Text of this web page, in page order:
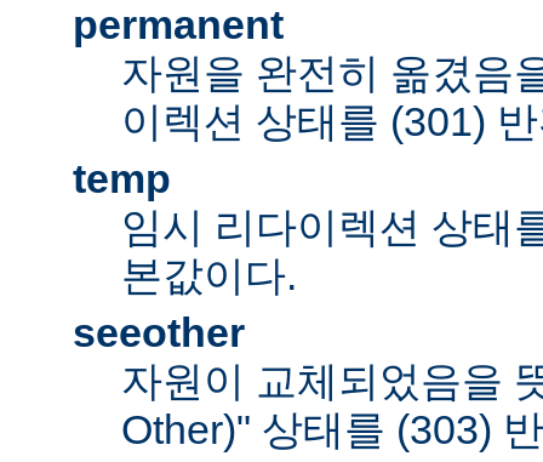
permanent
자원을 완전히 옮겼음
이렉션 상태를 (301)
temp
임시 리다이렉션 상태
본값이다.
seeother
자원이 교체되었음을
Other)" 상태를 (303)